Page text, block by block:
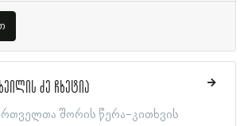
ძე ჩხეტია
შორის წერა-კითხვის